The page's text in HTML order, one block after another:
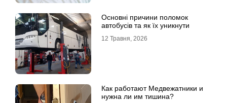
Основні причини поломок
автобусів та як їх уникнути
12 Травня, 2026
Как работают Медвежатники и
нужна ли им тишина?